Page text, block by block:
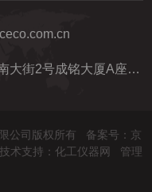
街2号成铭大厦A座20H
公司版权所有 备案号：京
术支持： 化工仪器网
管理